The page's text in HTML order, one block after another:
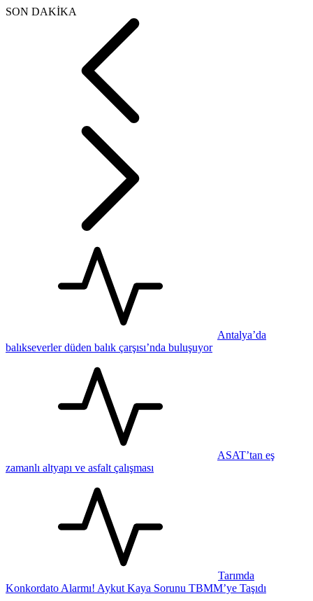
SON DAKİKA
Antalya’da
balıkseverler düden balık çarşısı’nda buluşuyor
ASAT’tan eş
zamanlı altyapı ve asfalt çalışması
Tarımda
Konkordato Alarmı! Aykut Kaya Sorunu TBMM’ye Taşıdı